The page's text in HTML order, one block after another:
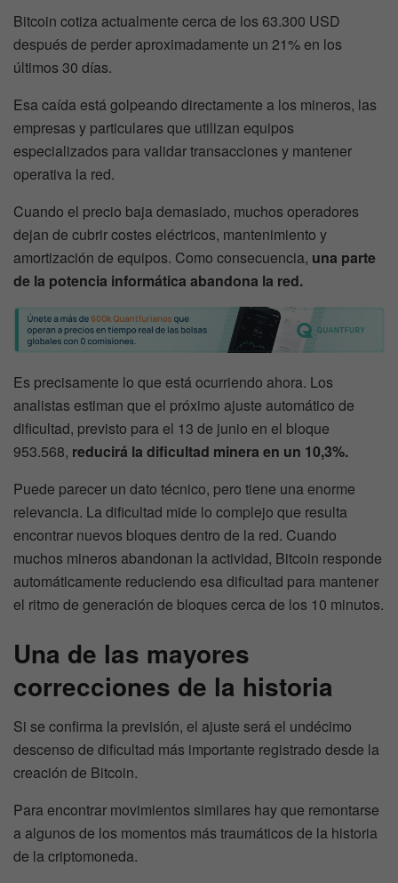
Bitcoin cotiza actualmente cerca de los 63.300 USD
después de perder aproximadamente un 21% en los
últimos 30 días.
Esa caída está golpeando directamente a los mineros, las
empresas y particulares que utilizan equipos
especializados para validar transacciones y mantener
operativa la red.
Cuando el precio baja demasiado, muchos operadores
dejan de cubrir costes eléctricos, mantenimiento y
amortización de equipos. Como consecuencia, una parte
de la potencia informática abandona la red.
Es precisamente lo que está ocurriendo ahora. Los
analistas estiman que el próximo ajuste automático de
dificultad, previsto para el 13 de junio en el bloque
953.568, reducirá la dificultad minera en un 10,3%.
Puede parecer un dato técnico, pero tiene una enorme
relevancia. La dificultad mide lo complejo que resulta
encontrar nuevos bloques dentro de la red. Cuando
muchos mineros abandonan la actividad, Bitcoin responde
automáticamente reduciendo esa dificultad para mantener
el ritmo de generación de bloques cerca de los 10 minutos.
Una de las mayores
correcciones de la historia
Si se confirma la previsión, el ajuste será el undécimo
descenso de dificultad más importante registrado desde la
creación de Bitcoin.
Para encontrar movimientos similares hay que remontarse
a algunos de los momentos más traumáticos de la historia
de la criptomoneda.